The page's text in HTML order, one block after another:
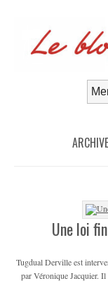
Une loi
Tugdual Derville est
par Véronique Jacquier.